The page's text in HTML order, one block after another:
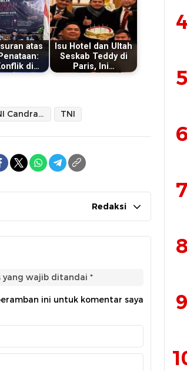
atas
di…
Isu Hotel dan Ultah
Seskab Teddy di
Paris, Ini…
Mayjen TNI Candra Wijaya TNI
Redaksi
yang wajib ditandai *
ini untuk komentar saya
4
5
6
7
8
9